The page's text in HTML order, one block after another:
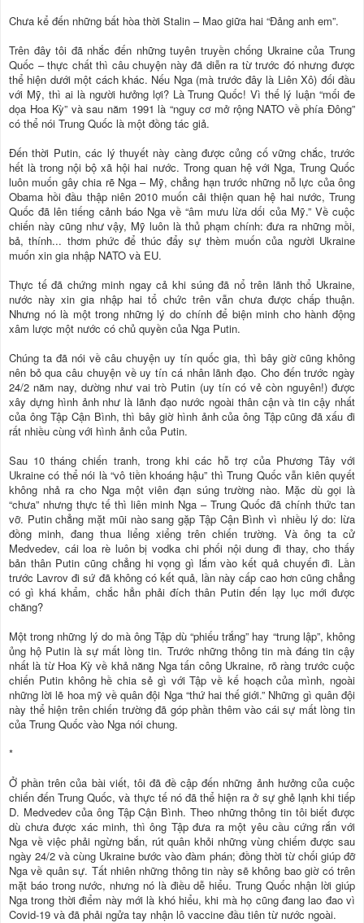
Chưa kể đến những bất hòa thời Stalin – Mao giữa hai “Đảng anh em”.
Trên đây tôi đã nhắc đến những tuyên truyền chống Ukraine của Trung
Quốc – thực chất thì câu chuyện này đã diễn ra từ trước đó nhưng được
thể hiện dưới một cách khác. Nếu Nga (mà trước đây là Liên Xô) đối đầu
với Mỹ, thì ai là người hưởng lợi? Là Trung Quốc! Vì thế lý luận “mối đe
dọa Hoa Kỳ” và sau năm 1991 là “nguy cơ mở rộng NATO về phía Đông”
có thể nói Trung Quốc là một đồng tác giả.
Đến thời Putin, các lý thuyết này càng được củng cố vững chắc, trước
hết là trong nội bộ xã hội hai nước. Trong quan hệ với Nga, Trung Quốc
luôn muốn gây chia rẽ Nga – Mỹ, chẳng hạn trước những nỗ lực của ông
Obama hồi đầu thập niên 2010 muốn cải thiện quan hệ hai nước, Trung
Quốc đã lên tiếng cảnh báo Nga về “âm mưu lừa dối của Mỹ.” Về cuộc
chiến này cũng như vậy, Mỹ luôn là thủ phạm chính: đưa ra những mồi,
bả, thính... thơm phức để thúc đẩy sự thèm muốn của người Ukraine
muốn xin gia nhập NATO và EU.
Thực tế đã chứng minh ngay cả khi súng đã nổ trên lãnh thổ Ukraine,
nước này xin gia nhập hai tổ chức trên vẫn chưa được chấp thuận.
Nhưng nó là một trong những lý do chính để biện minh cho hành động
xâm lược một nước có chủ quyền của Nga Putin.
Chúng ta đã nói về câu chuyện uy tín quốc gia, thì bây giờ cũng không
nên bỏ qua câu chuyện về uy tín cá nhân lãnh đạo. Cho đến trước ngày
24/2 năm nay, dường như vai trò Putin (uy tín có vẻ còn nguyên!) được
xây dựng hình ảnh như là lãnh đạo nước ngoài thân cận và tin cậy nhất
của ông Tập Cận Bình, thì bây giờ hình ảnh của ông Tập cũng đã xấu đi
rất nhiều cùng với hình ảnh của Putin.
Sau 10 tháng chiến tranh, trong khi các hỗ trợ của Phương Tây với
Ukraine có thể nói là “vô tiền khoáng hậu” thì Trung Quốc vẫn kiên quyết
không nhả ra cho Nga một viên đạn súng trường nào. Mặc dù gọi là
“chưa” nhưng thực tế thì liên minh Nga – Trung Quốc đã chính thức tan
vỡ. Putin chẳng mặt mũi nào sang gặp Tập Cận Bình vì nhiều lý do: lừa
đồng minh, đang thua liểng xiểng trên chiến trường. Và ông ta cử
Medvedev, cái loa rè luôn bị vodka chi phối nội dung đi thay, cho thấy
bản thân Putin cũng chẳng hi vọng gì lắm vào kết quả chuyến đi. Lần
trước Lavrov đi sứ đã không có kết quả, lần này cấp cao hơn cũng chẳng
có gì khá khẩm, chắc hẳn phải đích thân Putin đến lạy lục mới được
chăng?
Một trong những lý do mà ông Tập dù “phiếu trắng” hay “trung lập”, không
ủng hộ Putin là sự mất lòng tin. Trước những thông tin mà đáng tin cậy
nhất là từ Hoa Kỳ về khả năng Nga tấn công Ukraine, rõ ràng trước cuộc
chiến Putin không hề chia sẻ gì với Tập về kế hoạch của mình, ngoài
những lời lẽ hoa mỹ về quân đội Nga “thứ hai thế giới.” Những gì quân đội
này thể hiện trên chiến trường đã góp phần thêm vào cái sự mất lòng tin
của Trung Quốc vào Nga nói chung.
*
Ở phần trên của bài viết, tôi đã đề cập đến những ảnh hưởng của cuộc
chiến đến Trung Quốc, và thực tế nó đã thể hiện ra ở sự ghẻ lạnh khi tiếp
D. Medvedev của ông Tập Cận Bình. Theo những thông tin tôi biết được
dù chưa được xác minh, thì ông Tập đưa ra một yêu cầu cứng rắn với
Nga về việc phải ngừng bắn, rút quân khỏi những vùng chiếm được sau
ngày 24/2 và cùng Ukraine bước vào đàm phán; đồng thời từ chối giúp đỡ
Nga về quân sự. Tất nhiên những thông tin này sẽ không bao giờ có trên
mặt báo trong nước, nhưng nó là điều dễ hiểu. Trung Quốc nhận lời giúp
Nga trong thời điểm này mới là khó hiểu, khi mà họ cũng đang lao đao vì
Covid-19 và đã phải ngửa tay nhận lô vaccine đầu tiên từ nước ngoài.